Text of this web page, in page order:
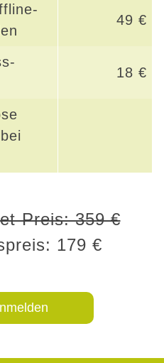
49 €
18 €
Preis: 359 €
179 €